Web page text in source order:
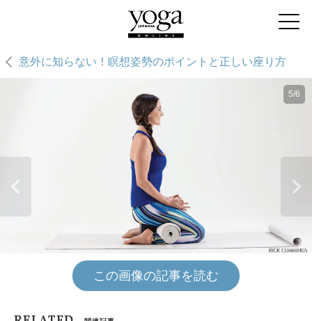
意外に知らない！瞑想姿勢のポイントと正しい座り方
5/6
この画像の記事を読む